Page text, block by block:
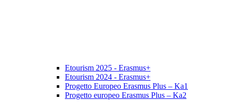
Etourism 2025 - Erasmus+
Etourism 2024 - Erasmus+
Progetto Europeo Erasmus Plus – Ka1
Progetto europeo Erasmus Plus – Ka2